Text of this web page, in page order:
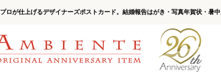
プロが仕上げるデザイナーズポストカード。結婚報告はがき・写真年賀状・暑